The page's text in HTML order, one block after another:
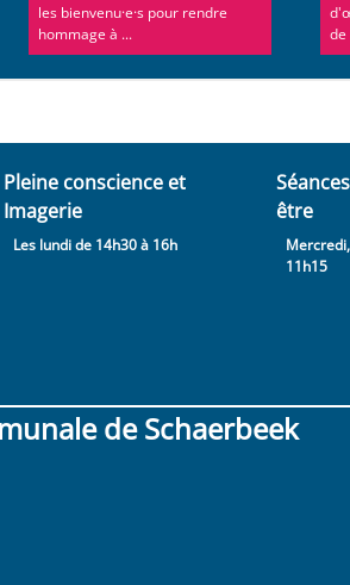
les bienvenu·e·s pour rendre
hommage à ...
de
Pleine conscience et
Imagerie
Les lundi de 14h30 à 16h
être
11h15
de Schaerbeek